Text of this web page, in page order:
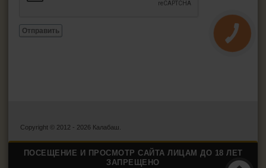
Отправить
Copyright © 2012 - 2026 Калабаш.
ПОСЕЩЕНИЕ И ПРОСМОТР САЙТА ЛИЦАМ ДО 18 ЛЕТ
ЗАПРЕЩЕНО